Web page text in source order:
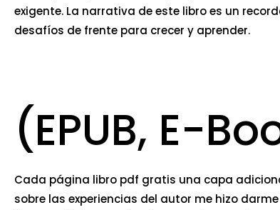
exigente. La narrativa de este libro es un
desafíos de frente para crecer y aprender.
(EPUB, E-
Cada página libro pdf gratis una capa
sobre las experiencias del autor me hizo